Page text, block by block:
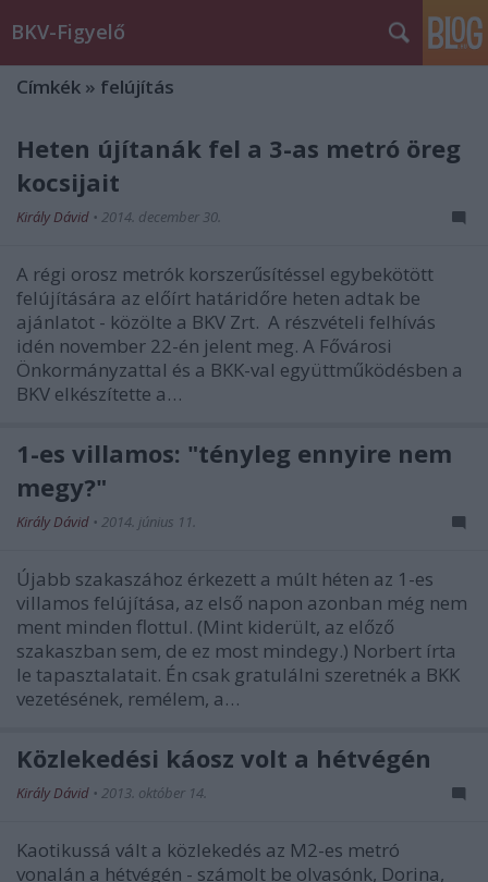
BKV-Figyelő
Címkék » felújítás
Heten újítanák fel a 3-as metró öreg
kocsijait
Király Dávid • 2014. december 30.
A régi orosz metrók korszerűsítéssel egybekötött
felújítására az előírt határidőre heten adtak be
ajánlatot - közölte a BKV Zrt. A részvételi felhívás
idén november 22-én jelent meg. A Fővárosi
Önkormányzattal és a BKK-val együttműködésben a
BKV elkészítette a…
1-es villamos: "tényleg ennyire nem
megy?"
Király Dávid • 2014. június 11.
Újabb szakaszához érkezett a múlt héten az 1-es
villamos felújítása, az első napon azonban még nem
ment minden flottul. (Mint kiderült, az előző
szakaszban sem, de ez most mindegy.) Norbert írta
le tapasztalatait. Én csak gratulálni szeretnék a BKK
vezetésének, remélem, a…
Közlekedési káosz volt a hétvégén
Király Dávid • 2013. október 14.
Kaotikussá vált a közlekedés az M2-es metró
vonalán a hétvégén - számolt be olvasónk, Dorina,